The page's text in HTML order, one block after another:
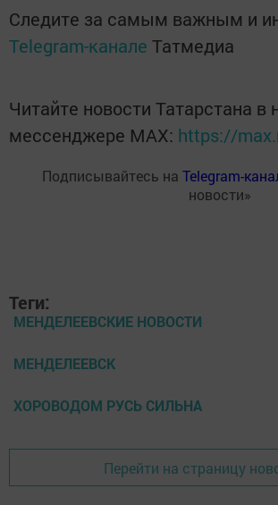
Следите за самым важным и
Telegram-канале Татмедиа
Читайте новости Татарстана в
мессенджере MАХ: https://
Подписывайтесь на Telegram-
новости»
Теги:
МЕНДЕЛЕЕВСКИЕ НОВОСТИ
МЕНДЕЛЕЕВСК
ХОРОВОДОМ РУСЬ СИЛЬНА
Перейти на страницу